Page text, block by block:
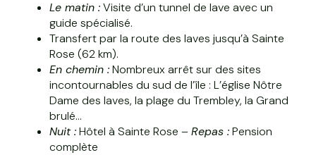
Le matin :Visite d’un tunnel de lave avec un
guide spécialisé.
Transfert par la route des laves jusqu’à Sainte
Rose (62 km).
En chemin :Nombreux arrêt sur des sites
incontournables du sud de l’île : L’église Nôtre
Dame des laves, la plage du Trembley, la Grand
brulé…
Nuit :Hôtel à Sainte Rose –Repas :Pension
complète